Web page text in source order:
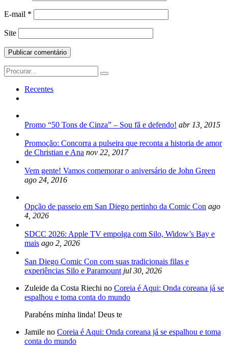
E-mail *
Site
Search
for:
Recentes
Promo “50 Tons de Cinza” – Sou fã e defendo! abr 13, 2015
Promoção: Concorra a pulseira que reconta a historia de amor
de Christian e Ana nov 22, 2017
Vem gente! Vamos comemorar o aniversário de John Green
ago 24, 2016
Opção de passeio em San Diego pertinho da Comic Con ago
4, 2026
SDCC 2026: Apple TV empolga com Silo, Widow’s Bay e
mais ago 2, 2026
San Diego Comic Con com suas tradicionais filas e
experiências Silo e Paramount jul 30, 2026
Zuleide da Costa Riechi no Coreia é Aqui: Onda coreana já se
espalhou e toma conta do mundo
Parabéns minha linda! Deus te
Jamile no Coreia é Aqui: Onda coreana já se espalhou e toma
conta do mundo